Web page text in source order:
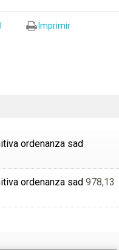
Imprimir
ordenanza sad
ordenanza sad 978,13